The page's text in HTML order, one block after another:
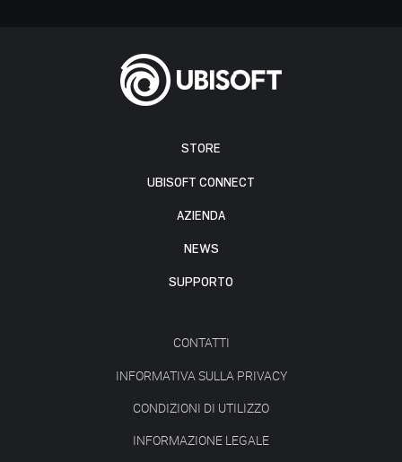
STORE
UBISOFT CONNECT
AZIENDA
NEWS
SUPPORTO
CONTATTI
INFORMATIVA SULLA PRIVACY
CONDIZIONI DI UTILIZZO
INFORMAZIONE LEGALE